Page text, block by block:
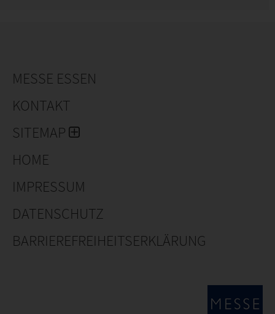
MESSE ESSEN
KONTAKT
SITEMAP
HOME
IMPRESSUM
DATENSCHUTZ
BARRIEREFREIHEITSERKLÄRUNG